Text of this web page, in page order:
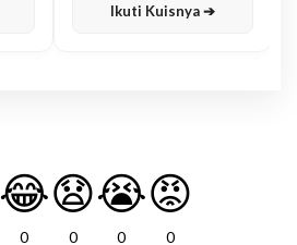
Ikuti Kuisnya ➔
😂
0
😧
0
😭
0
😡
0